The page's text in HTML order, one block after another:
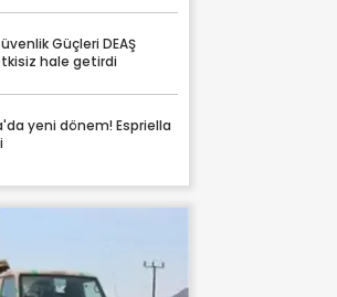
Güçleri DEAŞ
hale getirdi
yeni dönem! Espriella